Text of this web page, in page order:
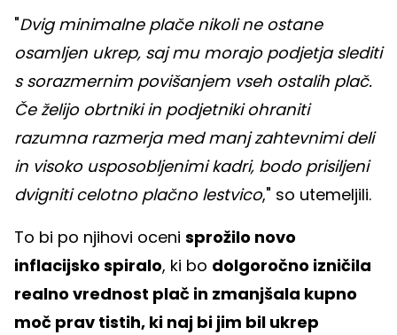
"Dvig minimalne plače nikoli ne ostane
osamljen ukrep, saj mu morajo podjetja slediti
s sorazmernim povišanjem vseh ostalih plač.
Če želijo obrtniki in podjetniki ohraniti
razumna razmerja med manj zahtevnimi deli
in visoko usposobljenimi kadri, bodo prisiljeni
dvigniti celotno plačno lestvico," so utemeljili.
To bi po njihovi oceni sprožilo novo
inflacijsko spiralo, ki bo dolgoročno izničila
realno vrednost plač in zmanjšala kupno
moč prav tistih, ki naj bi jim bil ukrep